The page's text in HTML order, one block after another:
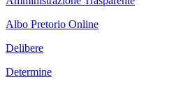
Albo Pretorio Online
Delibere
Determine